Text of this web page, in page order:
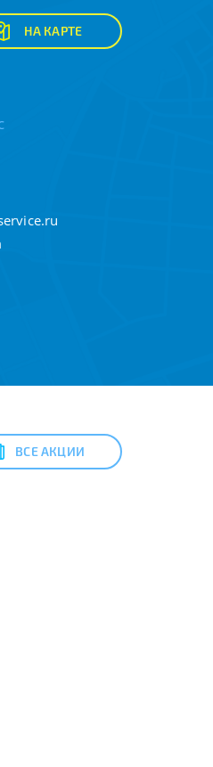
НА КАРТЕ
ВСЕ АКЦИИ